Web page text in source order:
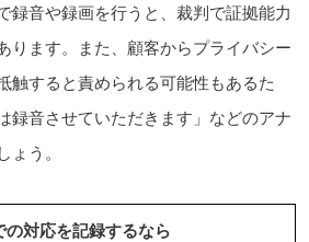
録音や録画を行うと、裁判で証拠能力
ります。また、顧客からプライバシー
触すると責められる可能性もあるた
録音させていただきます」などのアナ
ょう。
の対応を記録するなら